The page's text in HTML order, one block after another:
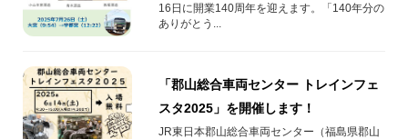
16日に開業140周年を迎えます。「140年分の
ありがとう...
「郡山総合車両センター トレインフェ
スタ2025」を開催します！
JR東日本郡山総合車両センター（福島県郡山